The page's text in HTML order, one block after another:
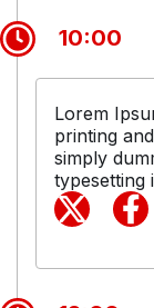
10:00
Lorem
printing
simply
typesetting